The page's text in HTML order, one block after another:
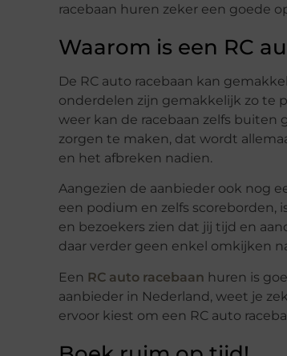
racebaan huren zeker een goede
Waarom is een RC
De RC auto racebaan kan
onderdelen zijn gemakkelijk zo te
weer kan de racebaan zelfs buiten
zorgen te maken, dat wordt
en het afbreken nadien.
Aangezien de aanbieder ook nog
een podium en zelfs scoreborden,
en bezoekers zien dat jij tijd en
daar verder geen enkel omkijken
Een RC auto racebaan huren is
aanbieder in Nederland, weet je
ervoor kiest om een RC auto